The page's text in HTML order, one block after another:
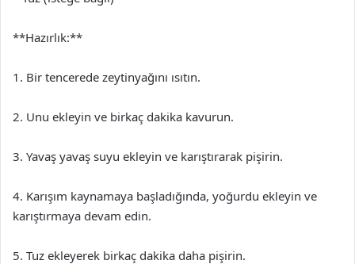
**Hazırlık:**
1. Bir tencerede zeytinyağını ısıtın.
2. Unu ekleyin ve birkaç dakika kavurun.
3. Yavaş yavaş suyu ekleyin ve karıştırarak pişirin.
4. Karışım kaynamaya başladığında, yoğurdu ekleyin ve
karıştırmaya devam edin.
5. Tuz ekleyerek birkaç dakika daha pişirin.